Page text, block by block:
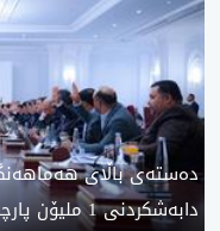
دەستەی باڵای